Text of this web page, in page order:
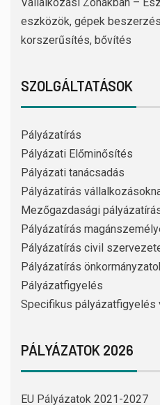
eszközök, gépek
korszerűsítés, bővítés
SZOLGÁLTATÁSOK
Pályázatírás
Pályázati Előminősítés
Pályázati tanácsadás
Pályázatírás
Mezőgazdasági
Pályázatírás
Pályázatírás civil
Pályázatírás
Pályázatfigyelés
Specifikus pályázatfigyelés
PÁLYÁZATOK 2026
EU Pályázatok 2021-2027